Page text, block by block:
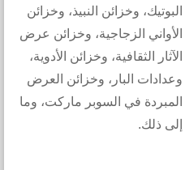
البوتيك، وخزائن النبيذ، وخزائن
الأواني الزجاجية، وخزائن عرض
الآثار الثقافية، وخزائن الأدوية،
وعدادات البار، وخزائن العرض
المبردة في السوبر ماركت، وما
إلى ذلك.